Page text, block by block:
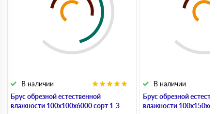
Брус обрезной естественной
влажности 100х100х6000 сорт 1-3
В наличии
Брус обрезной
влажности
В наличии